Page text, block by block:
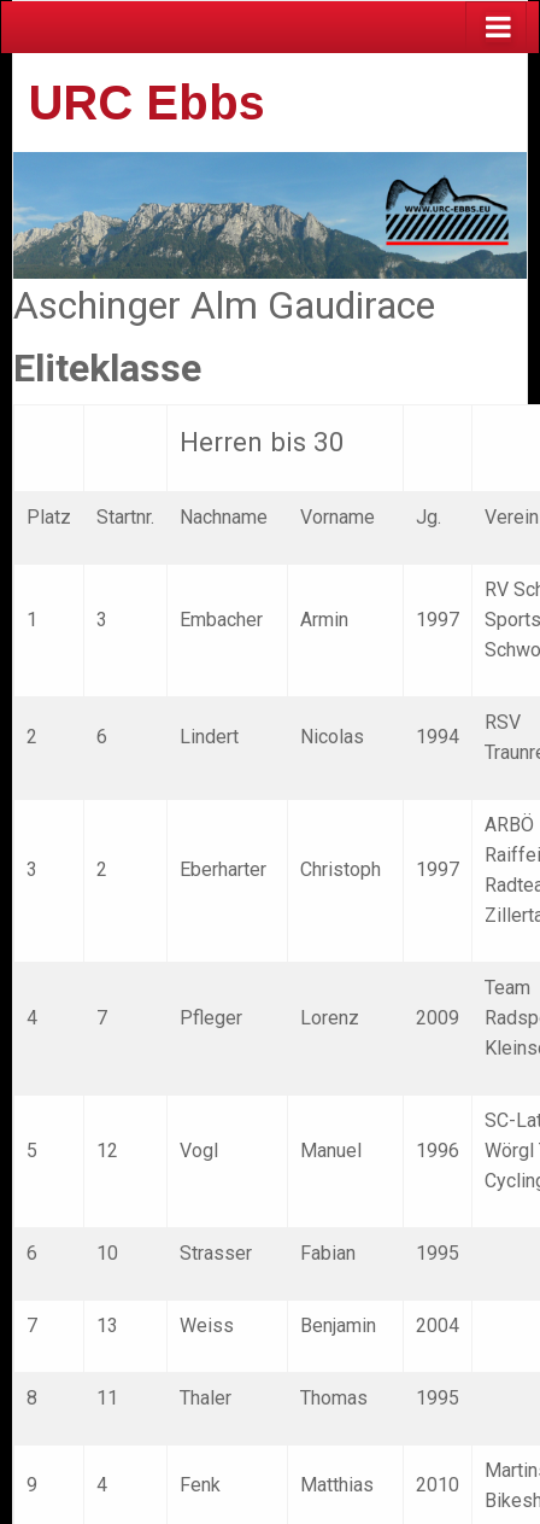
URC Ebbs
Aschinger Alm Gaudirace
Eliteklasse
Herren bis 30
Platz Startnr. Nachname Vorname Jg. Verein
1 3 Embacher Armin 1997
RV
Sports
2 6 Lindert Nicolas 1994
RSV
3 2 Eberharter Christoph 1997
ARBÖ
4 7 Pfleger Lorenz 2009
Team
5 12 Vogl Manuel 1996
SC-
Wörgl
6 10 Strasser Fabian 1995
7 13 Weiss Benjamin 2004
8 11 Thaler Thomas 1995
9 4 Fenk Matthias 2010